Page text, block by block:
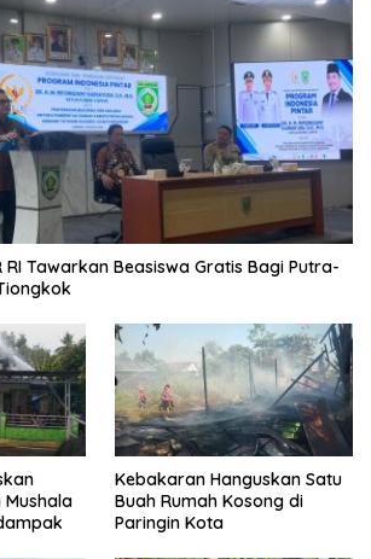
RI Tawarkan Beasiswa Gratis Bagi Putra-
Kebakaran Hanguskan Satu
Buah Rumah Kosong di
Paringin Kota